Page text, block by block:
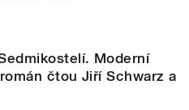
Moderní
čtou Jiří Schwarz a